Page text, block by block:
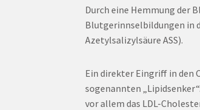
Durch eine Hemmung der
Blutgerinnselbildungen in
Azetylsalizylsäure ASS).
Ein direkter Eingriff in den
sogenannten
vor allem das LDL-